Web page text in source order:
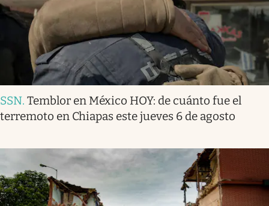
SSN. Temblor en México HOY: de cuánto fue el
terremoto en Chiapas este jueves 6 de agosto